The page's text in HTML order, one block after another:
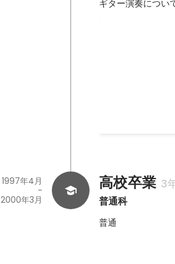
ギター演奏につい
高校卒業 3
普通科
1997年4月
-
2000年3月
普通